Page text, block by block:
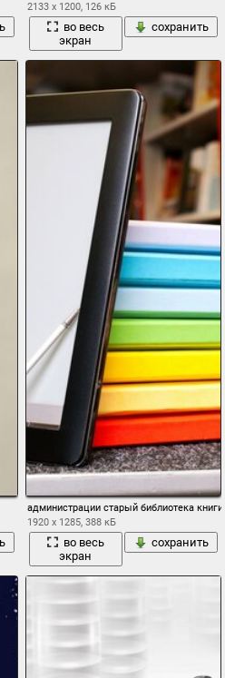
2133 x 1200, 126 кБ
во весь
экран
сохранить
администрации старый библиотека книги
1920 x 1285, 388 кБ
во весь
экран
сохранить